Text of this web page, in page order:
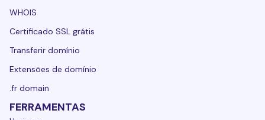
WHOIS
Certificado SSL grátis
Transferir domínio
Extensões de domínio
.fr domain
FERRAMENTAS